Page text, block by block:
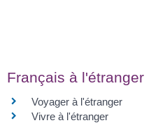
Français à l'étranger
Voyager à l'étranger
Vivre à l'étranger